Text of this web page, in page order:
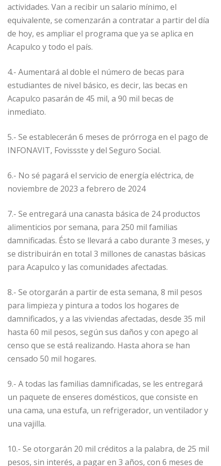
actividades. Van a recibir un salario mínimo, el
equivalente, se comenzarán a contratar a partir del día
de hoy, es ampliar el programa que ya se aplica en
Acapulco y todo el país.
4.- Aumentará al doble el número de becas para
estudiantes de nivel básico, es decir, las becas en
Acapulco pasarán de 45 mil, a 90 mil becas de
inmediato.
5.- Se establecerán 6 meses de prórroga en el pago de
INFONAVIT, Fovissste y del Seguro Social.
6.- No sé pagará el servicio de energía eléctrica, de
noviembre de 2023 a febrero de 2024
7.- Se entregará una canasta básica de 24 productos
alimenticios por semana, para 250 mil familias
damnificadas. Ésto se llevará a cabo durante 3 meses, y
se distribuirán en total 3 millones de canastas básicas
para Acapulco y las comunidades afectadas.
8.- Se otorgarán a partir de esta semana, 8 mil pesos
para limpieza y pintura a todos los hogares de
damnificados, y a las viviendas afectadas, desde 35 mil
hasta 60 mil pesos, según sus daños y con apego al
censo que se está realizando. Hasta ahora se han
censado 50 mil hogares.
9.- A todas las familias damnificadas, se les entregará
un paquete de enseres domésticos, que consiste en
una cama, una estufa, un refrigerador, un ventilador y
una vajilla.
10.- Se otorgarán 20 mil créditos a la palabra, de 25 mil
pesos, sin interés, a pagar en 3 años, con 6 meses de